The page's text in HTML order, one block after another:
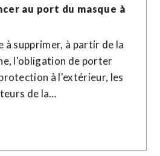
au port du masque à
à supprimer, à partir de la
l'obligation de porter
à l'extérieur, les
de la…